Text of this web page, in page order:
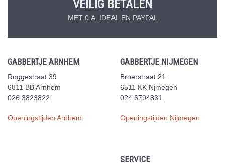
VEILIG BETALEN
MET 0.A. IDEAL EN PAYPAL
GABBERTJE ARNHEM
Roggestraat 39
6811 BB Arnhem
026 3823822
Openingstijden Arnhem
GABBERTJE NIJMEGEN
Broerstraat 21
6511 KK Njmegen
024 6794831
Openingstijden Nijmegen
SERVICE